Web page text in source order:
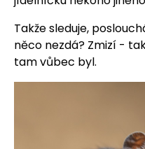
Takže sleduje,
něco nezdá? Zmizí -
tam vůbec byl.